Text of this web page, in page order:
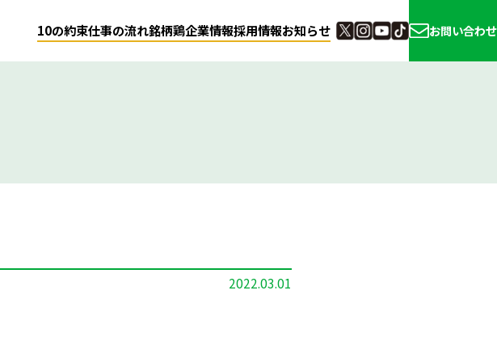
10の約束仕事の流れ銘柄鶏企業情報採用情報お知らせ お問い合わせ
2022.03.01